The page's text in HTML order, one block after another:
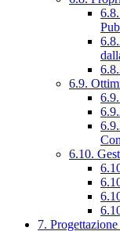
6.9.
6.10.
7.